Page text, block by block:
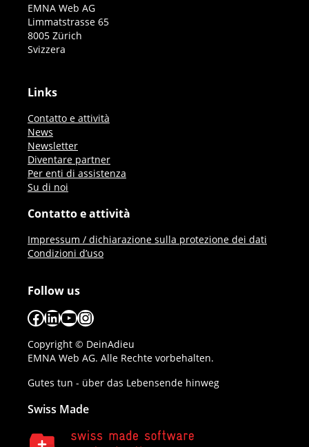
EMNA Web AG
Limmatstrasse 65
8005 Zürich
Svizzera
Links
Contatto e attività
News
Newsletter
Diventare partner
Per enti di assistenza
Su di noi
Contatto e attività
Impressum / dichiarazione sulla protezione dei dati
Condizioni d’uso
Follow us
Facebook
LinkedIn
YouTube
Instagram
Copyright © DeinAdieu
EMNA Web AG. Alle Rechte vorbehalten.
Gutes tun - über das Lebensende hinweg
Swiss Made